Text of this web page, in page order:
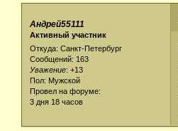
Андрей55111
Активный участник
Откуда: Санкт-Петербург
Сообщений: 163
Уважение: +13
Пол: Мужской
Провел на форуме:
3 дня 18 часов